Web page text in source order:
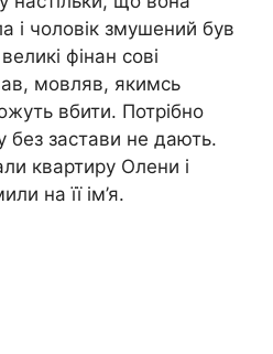
і чоловік змушений був
фінан сові
мовляв, якимсь
вбити. Потрібно
без застави не дають.
квартиру Олени і
на її ім’я.